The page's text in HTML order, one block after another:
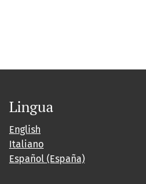
Lingua
English
Italiano
Español (España)